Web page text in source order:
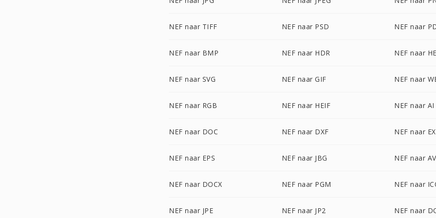
NEF naar TIFF NEF naar PSD NEF naar
NEF naar BMP NEF naar HDR NEF naar
NEF naar SVG NEF naar GIF NEF naar
NEF naar RGB NEF naar HEIF NEF naar AI
NEF naar DOC NEF naar DXF NEF naar
NEF naar EPS NEF naar JBG NEF naar
NEF naar DOCX NEF naar PGM NEF naar
NEF naar JPE NEF naar JP2 NEF naar